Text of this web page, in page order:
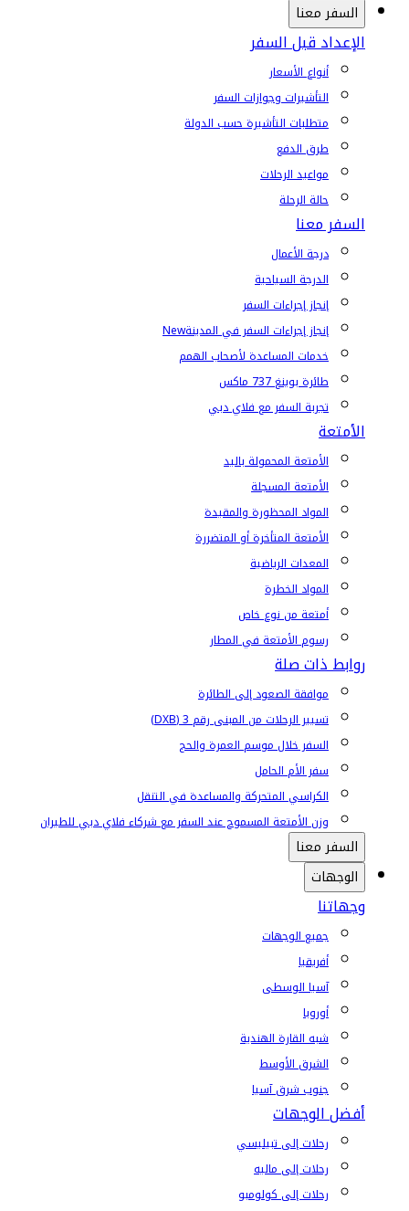
السفر معنا
الإعداد قبل السفر
أنواع الأسعار
التأشيرات وجوازات السفر
متطلبات التأشيرة حسب الدولة
طرق الدفع
مواعيد الرحلات
حالة الرحلة
السفر معنا
درجة الأعمال
الدرجة السياحية
إنجاز إجراءات السفر
إنجاز إجراءات السفر في المدينةNew
خدمات المساعدة لأصحاب الهمم
طائرة بوينغ 737 ماكس
تجربة السفر مع فلاي دبي
الأمتعة
الأمتعة المحمولة باليد
الأمتعة المسجلة
المواد المحظورة والمقيدة
الأمتعة المتأخرة أو المتضررة
المعدات الرياضية
المواد الخطرة
أمتعة من نوع خاص
رسوم الأمتعة في المطار
روابط ذات صلة
موافقة الصعود إلى الطائرة
تسيير الرحلات من المبنى رقم 3 (DXB)
السفر خلال موسم العمرة والحج
سفر الأم الحامل
الكراسي المتحركة والمساعدة في التنقل
وزن الأمتعة المسموح عند السفر مع شركاء فلاي دبي للطيران
السفر معنا
الوجهات
وجهاتنا
جميع الوجهات
أفريقيا
آسيا الوسطى
أوروبا
شبه القارة الهندية
الشرق الأوسط
جنوب شرق آسيا
أفضل الوجهات
رحلات إلى تبيليسي
رحلات إلى ماليه
رحلات إلى كولومبو